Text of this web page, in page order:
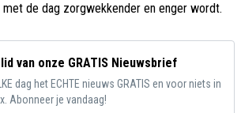
de dag zorgwekkender en enger wordt.
van onze GRATIS Nieuwsbrief
dag het ECHTE nieuws GRATIS en voor niets in
Abonneer je vandaag!